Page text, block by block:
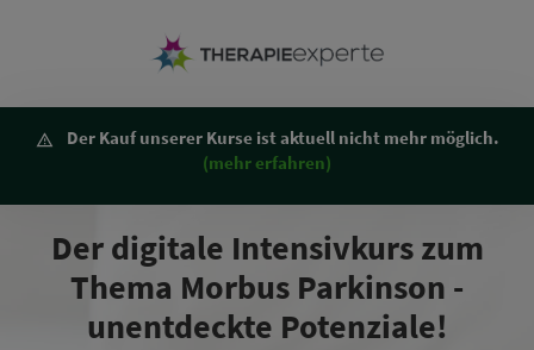
Der Kauf unserer Kurse ist aktuell nicht mehr möglich.
(mehr erfahren)
Der digitale Intensivkurs zum
Thema Morbus Parkinson -
unentdeckte Potenziale!